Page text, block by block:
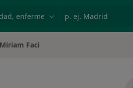
Miriam Faci